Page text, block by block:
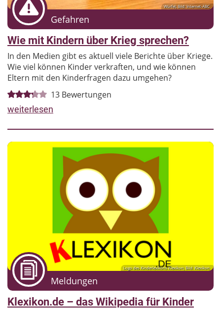
Würfel; Bild: Internet-ABC
Gefahren
Wie mit Kindern über Krieg sprechen?
In den Medien gibt es aktuell viele Berichte über Kriege.
Wie viel können Kinder verkraften, und wie können
Eltern mit den Kinderfragen dazu umgehen?
13 Bewertungen
weiterlesen
Logo des Kinderlexikons Klexikon; Bild: Klexikon
Meldungen
Klexikon.de – das Wikipedia für Kinder